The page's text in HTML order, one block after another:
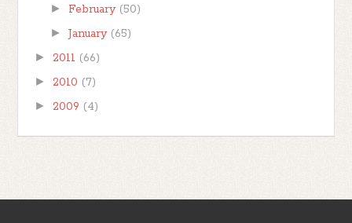
► February (50)
► January (65)
► 2011 (66)
► 2010 (7)
► 2009 (4)